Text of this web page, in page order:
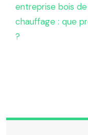
entreprise bois de
chauffage : que
?